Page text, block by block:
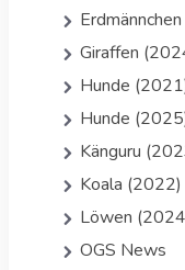
Giraffen
Hunde
Hunde
Känguru
Koala (2022)
Löwen
OGS News